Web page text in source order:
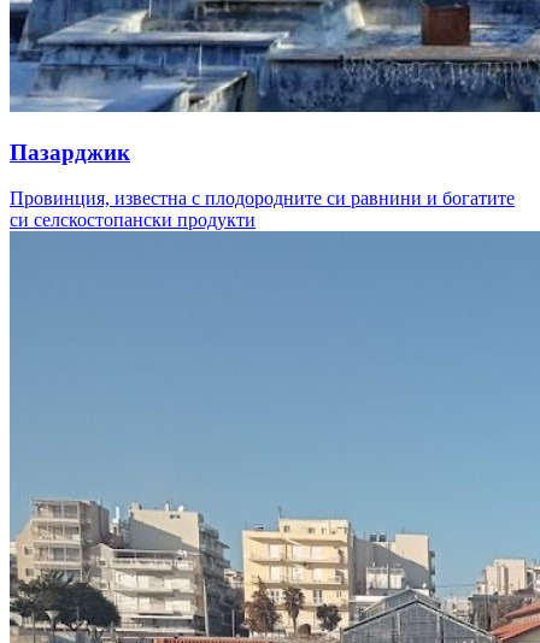
Пазарджик
Провинция, известна с плодородните си равнини и богатите
си селскостопански продукти